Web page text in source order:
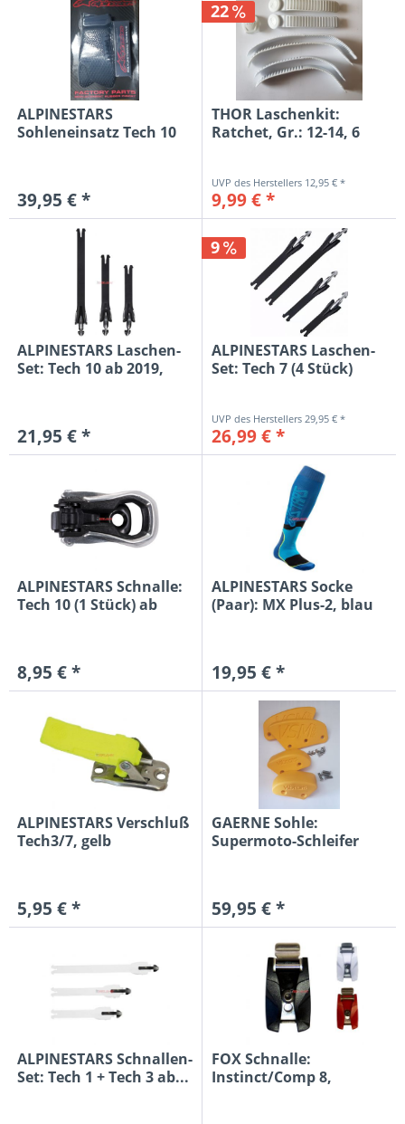
ALPINESTARS
Sohleneinsatz Tech 10
39,95 € *
22
THOR Laschenkit:
Ratchet, Gr.: 12-14, 6
12,95 € *
9,99 € *
ALPINESTARS Laschen-
Set: Tech 10 ab 2019,
21,95 € *
9
ALPINESTARS Laschen-
Set: Tech 7 (4 Stück)
29,95 € *
26,99 € *
ALPINESTARS Schnalle:
Tech 10 (1 Stück) ab
8,95 € *
ALPINESTARS Socke
(Paar): MX Plus-2, blau
19,95 € *
ALPINESTARS Verschluß
Tech3/7, gelb
5,95 € *
GAERNE Sohle:
Supermoto-Schleifer
59,95 € *
ALPINESTARS Schnallen-
Set: Tech 1 + Tech 3 ab...
FOX Schnalle:
Instinct/Comp 8,